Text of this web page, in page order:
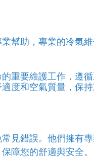
幫助，專業的冷氣
重要維護工作，遵
度和空氣質量，保
見錯誤。他們擁有專
障您的舒適與安全。